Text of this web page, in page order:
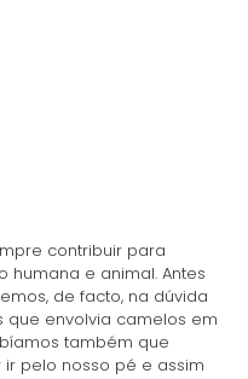
contribuir para
e animal. Antes
de facto, na dúvida
que envolvia camelos em
também que
pelo nosso pé e assim